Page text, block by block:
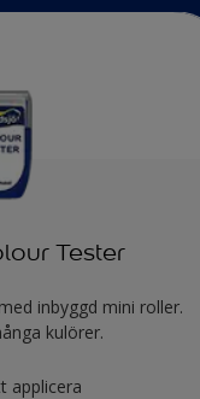
Tester
inbyggd mini roller.
kulörer.
applicera